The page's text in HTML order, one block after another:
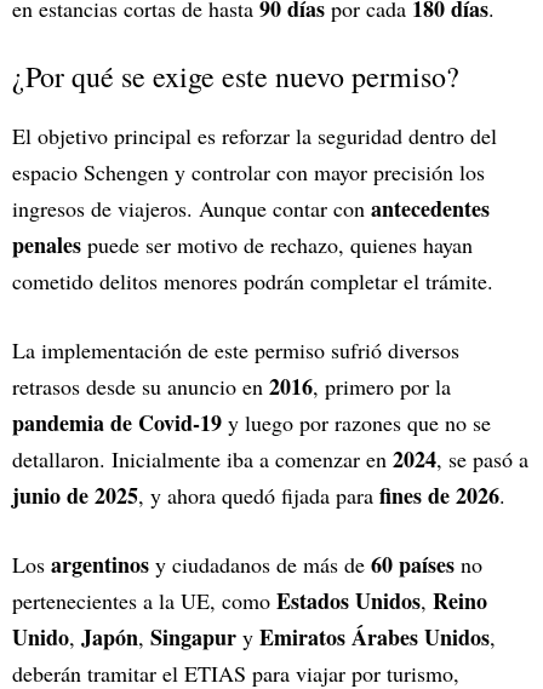
en estancias cortas de hasta 90 días por cada 180 días.
¿Por qué se exige este nuevo permiso?
El objetivo principal es reforzar la seguridad dentro del
espacio Schengen y controlar con mayor precisión los
ingresos de viajeros. Aunque contar con antecedentes
penales puede ser motivo de rechazo, quienes hayan
cometido delitos menores podrán completar el trámite.
La implementación de este permiso sufrió diversos
retrasos desde su anuncio en 2016, primero por la
pandemia de Covid-19 y luego por razones que no se
detallaron. Inicialmente iba a comenzar en 2024, se pasó a
junio de 2025, y ahora quedó fijada para fines de 2026.
Los argentinos y ciudadanos de más de 60 países no
pertenecientes a la UE, como Estados Unidos, Reino
Unido, Japón, Singapur y Emiratos Árabes Unidos,
deberán tramitar el ETIAS para viajar por turismo,